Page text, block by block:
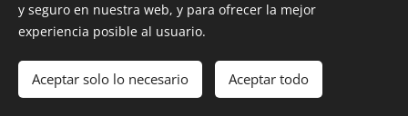
Jason Hickel: «Solucionar la crisis ecológica y
garantizaruna vida buena para todos requiere salir
del capitalismo»
Un futuromás verde para Granada
y seguro en nuestra web, y para ofrecer la mejor
experiencia posible al usuario.
Aceptar solo lo necesario Aceptar todo